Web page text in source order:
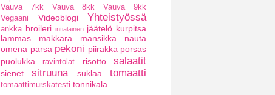
Vauva 7kk
Vauva 8kk
Vauva 9kk
Vegaani
Videoblogi Yhteistyössä
ankka broileri intialainen jäätelö kurpitsa
lammas
makkara mansikka
nauta
omena parsa pekoni piirakka porsas
puolukka
ravintolat risotto salaatit
sienet sitruuna suklaa tomaatti
tomaattimurskatesti tonnikala